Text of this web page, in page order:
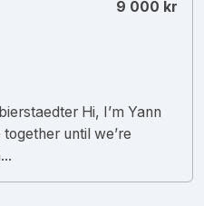
9 000 kr
Hi, I’m Yann
until we’re